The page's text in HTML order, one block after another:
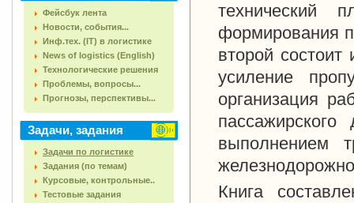
Фейсбук лента
Новости, события...
Инф.тех. (IT) в логистике
News of logistics (English)
Технологические решения
Проблемы, вопросы...
Прогнозы, перспективы...
Задачи, задания
Задачи по логистике
Задания (по темам)
Курсовые, контрольные..
Тестовые задания
технический
формирования
второй
усиление
организация
выполнением
Книга